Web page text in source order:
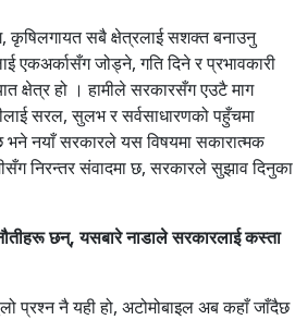
कृषिलगायत सबै क्षेत्रलाई सशक्त बनाउनु
एकअर्कासँग जोड्ने, गति दिने र प्रभावकारी
क्षेत्र हो । हामीले सरकारसँग एउटै माग
सरल, सुलभ र सर्वसाधारणको पहुँचमा
नयाँ सरकारले यस विषयमा सकारात्मक
निरन्तर संवादमा छ, सरकारले सुझाव दिनुका
छन्, यसबारे नाडाले सरकारलाई कस्ता
प्रश्न नै यही हो, अटोमोबाइल अब कहाँ जाँदैछ